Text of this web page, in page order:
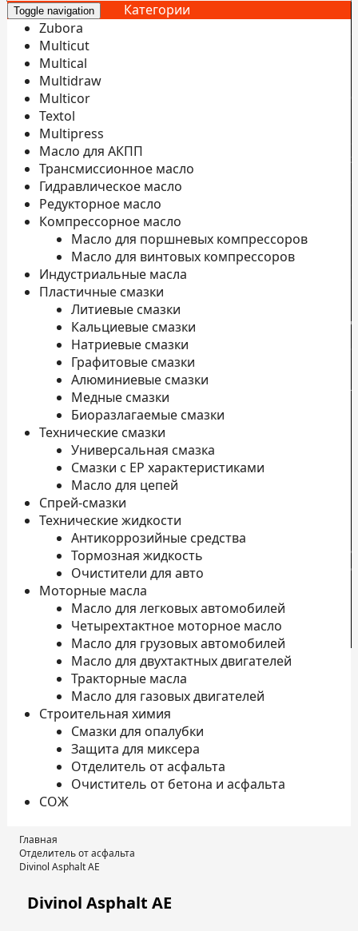
Toggle navigation
Категории
Zubora
Multicut
Multical
Multidraw
Multicor
Textol
Multipress
Масло для АКПП
Трансмиссионное масло
Гидравлическое масло
Редукторное масло
Компрессорное масло
Масло для поршневых компрессоров
Масло для винтовых компрессоров
Индустриальные масла
Пластичные смазки
Литиевые смазки
Кальциевые смазки
Натриевые смазки
Графитовые смазки
Алюминиевые смазки
Медные смазки
Биоразлагаемые смазки
Технические смазки
Универсальная смазка
Смазки с EP характеристиками
Масло для цепей
Спрей-смазки
Технические жидкости
Антикоррозийные средства
Тормозная жидкость
Очистители для авто
Моторные масла
Масло для легковых автомобилей
Четырехтактное моторное масло
Масло для грузовых автомобилей
Масло для двухтактных двигателей
Тракторные масла
Масло для газовых двигателей
Строительная химия
Смазки для опалубки
Защита для миксера
Отделитель от асфальта
Очиститель от бетона и асфальта
СОЖ
Главная
Отделитель от асфальта
Divinol Asphalt АЕ
Divinol Asphalt АЕ